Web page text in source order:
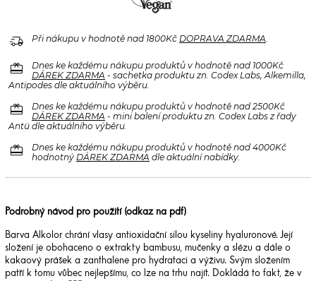
delivery_truck_speed Při nákupu v hodnotě nad 1800Kč DOPRAVA ZDARMA.
redeem
Dnes ke každému nákupu produktů v hodnotě nad 1000Kč
DÁREK ZDARMA - sachetka produktu zn. Codex Labs, Alkemilla,
Antipodes dle aktuálního výběru.
redeem
Dnes ke každému nákupu produktů v hodnotě nad 2500Kč
DÁREK ZDARMA - mini balení produktu zn. Codex Labs z řady
Antü dle aktuálního výběru.
redeem
Dnes ke každému nákupu produktů v hodnotě nad 4000Kč
hodnotný DÁREK ZDARMA dle aktuální nabídky.
Podrobný návod pro použití (odkaz na pdf)
Barva Alkolor chrání vlasy antioxidační silou kyseliny hyaluronové. Její
složení je obohaceno o extrakty bambusu, mučenky a slézu a dále o
kakaový prášek a zanthalene pro hydrataci a výživu. Svým složením
patří k tomu vůbec nejlepšímu, co lze na trhu najít. Dokládá to fakt, že v